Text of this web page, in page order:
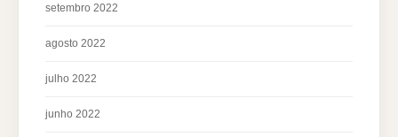
setembro 2022
agosto 2022
julho 2022
junho 2022